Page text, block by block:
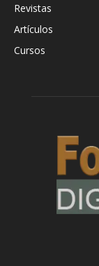
Revistas
Artículos
Cursos